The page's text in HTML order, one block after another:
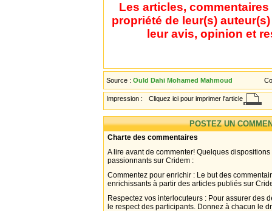
Les articles,
propriété de leur(s)
leur avis, opinion et
Source : Ould Dahi Mohamed Mahmoud
Impression : Cliquez ici pour imprimer l'article
POSTEZ UN
Charte des commentaires
A lire avant de commenter! Quelques
passionnants sur Cridem :
Commentez pour enrichir : Le but des
enrichissants à partir des articles publiés sur
Respectez vos interlocuteurs : Pour assurer des
le respect des participants. Donnez à chacun le